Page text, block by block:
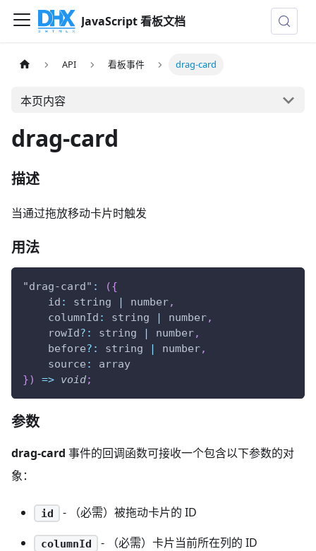
JavaScript 看板文档
API 看板事件 drag-card
本页内容
drag-card
描述
当通过拖放移动卡片时触发
用法
"drag-card" : ({
id : string | number,
columnId : string | number,
    rowId
? : string | number,
    before
? : string | number,
source :
array
}) => void;
参数
drag-card 事件的回调函数可接收一个包含以下参数的对
象：
id - （必需）被拖动卡片的 ID
columnId - （必需）卡片当前所在列的 ID